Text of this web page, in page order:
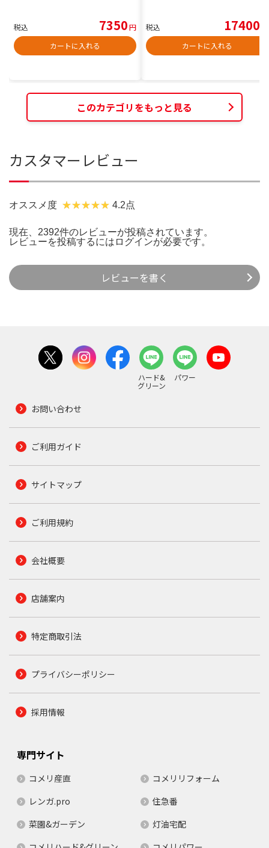
税込 7350円
カートに入れる
税込 17400
カートに入れる
このカテゴリをもっと見る
カスタマーレビュー
オススメ度 4.2点
現在、2392件のレビューが投稿されています。
レビューを投稿するには ログインが必要です。
レビューを書く
ハード&
グリーン
パワー
お問い合わせ
ご利用ガイド
サイトマップ
ご利用規約
会社概要
店舗案内
特定商取引法
プライバシーポリシー
採用情報
専門サイト
コメリ産直
コメリリフォーム
レンガ.pro
住急番
菜園&ガーデン
灯油宅配